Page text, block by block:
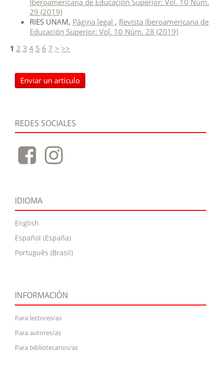
Iberoamericana de Educación Superior: Vol. 10 Núm.
29 (2019)
RIES UNAM, Página legal , Revista Iberoamericana de
Educación Superior: Vol. 10 Núm. 28 (2019)
1 2 3 4 5 6 7 > >>
Enviar un artículo
REDES SOCIALES
IDIOMA
English
Español (España)
Português (Brasil)
INFORMACIÓN
Para lectores/as
Para autores/as
Para bibliotecarios/as